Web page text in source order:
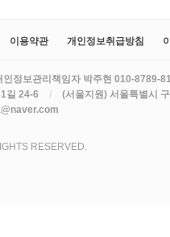
이용약관 개인정보취급방침
인정보관리책임자 박주현 010-8789-
길 24-6
/
(서울지원) 서울특별시
RESERVED.